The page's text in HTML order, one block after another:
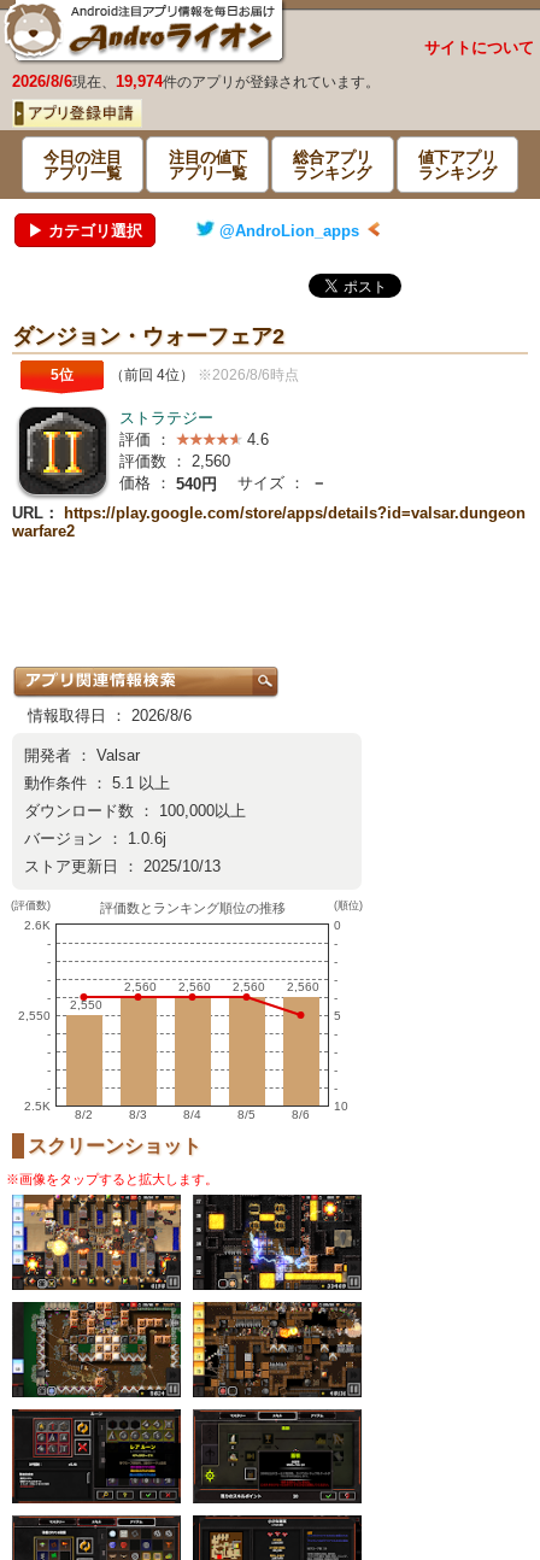
サイトについて
2026/8/6現在、 19,974件のアプリが登録されています。
今日の注目
アプリ一覧
注目の値下
アプリ一覧
総合アプリ
ランキング
値下アプリ
ランキング
▶ カテゴリ選択 @AndroLion_apps
ダンジョン・ウォーフェア2
5位 （前回 4位） ※2026/8/6時点
ストラテジー
評価 ：
4.6
評価数 ： 2,560
価格 ： 540円 サイズ ：
－
URL：
https://play.google.com/store/apps/details?id=valsar.dungeon
warfare2
情報取得日 ： 2026/8/6
開発者 ： Valsar
動作条件 ： 5.1 以上
ダウンロード数 ： 100,000以上
バージョン ： 1.0.6j
ストア更新日 ： 2025/10/13
(評価数)
2.6K
-
-
-
-
2,550
-
-
-
-
2.5K
評価数とランキング順位の推移
2,550
2,550
2,560
2,560 2,560
2,560 2,560
2,560 2,560
2,560
8/2 8/3 8/4 8/5 8/6
(順位)
0
-
-
-
-
5
-
-
-
-
10
スクリーンショット
※画像をタップすると拡大します。